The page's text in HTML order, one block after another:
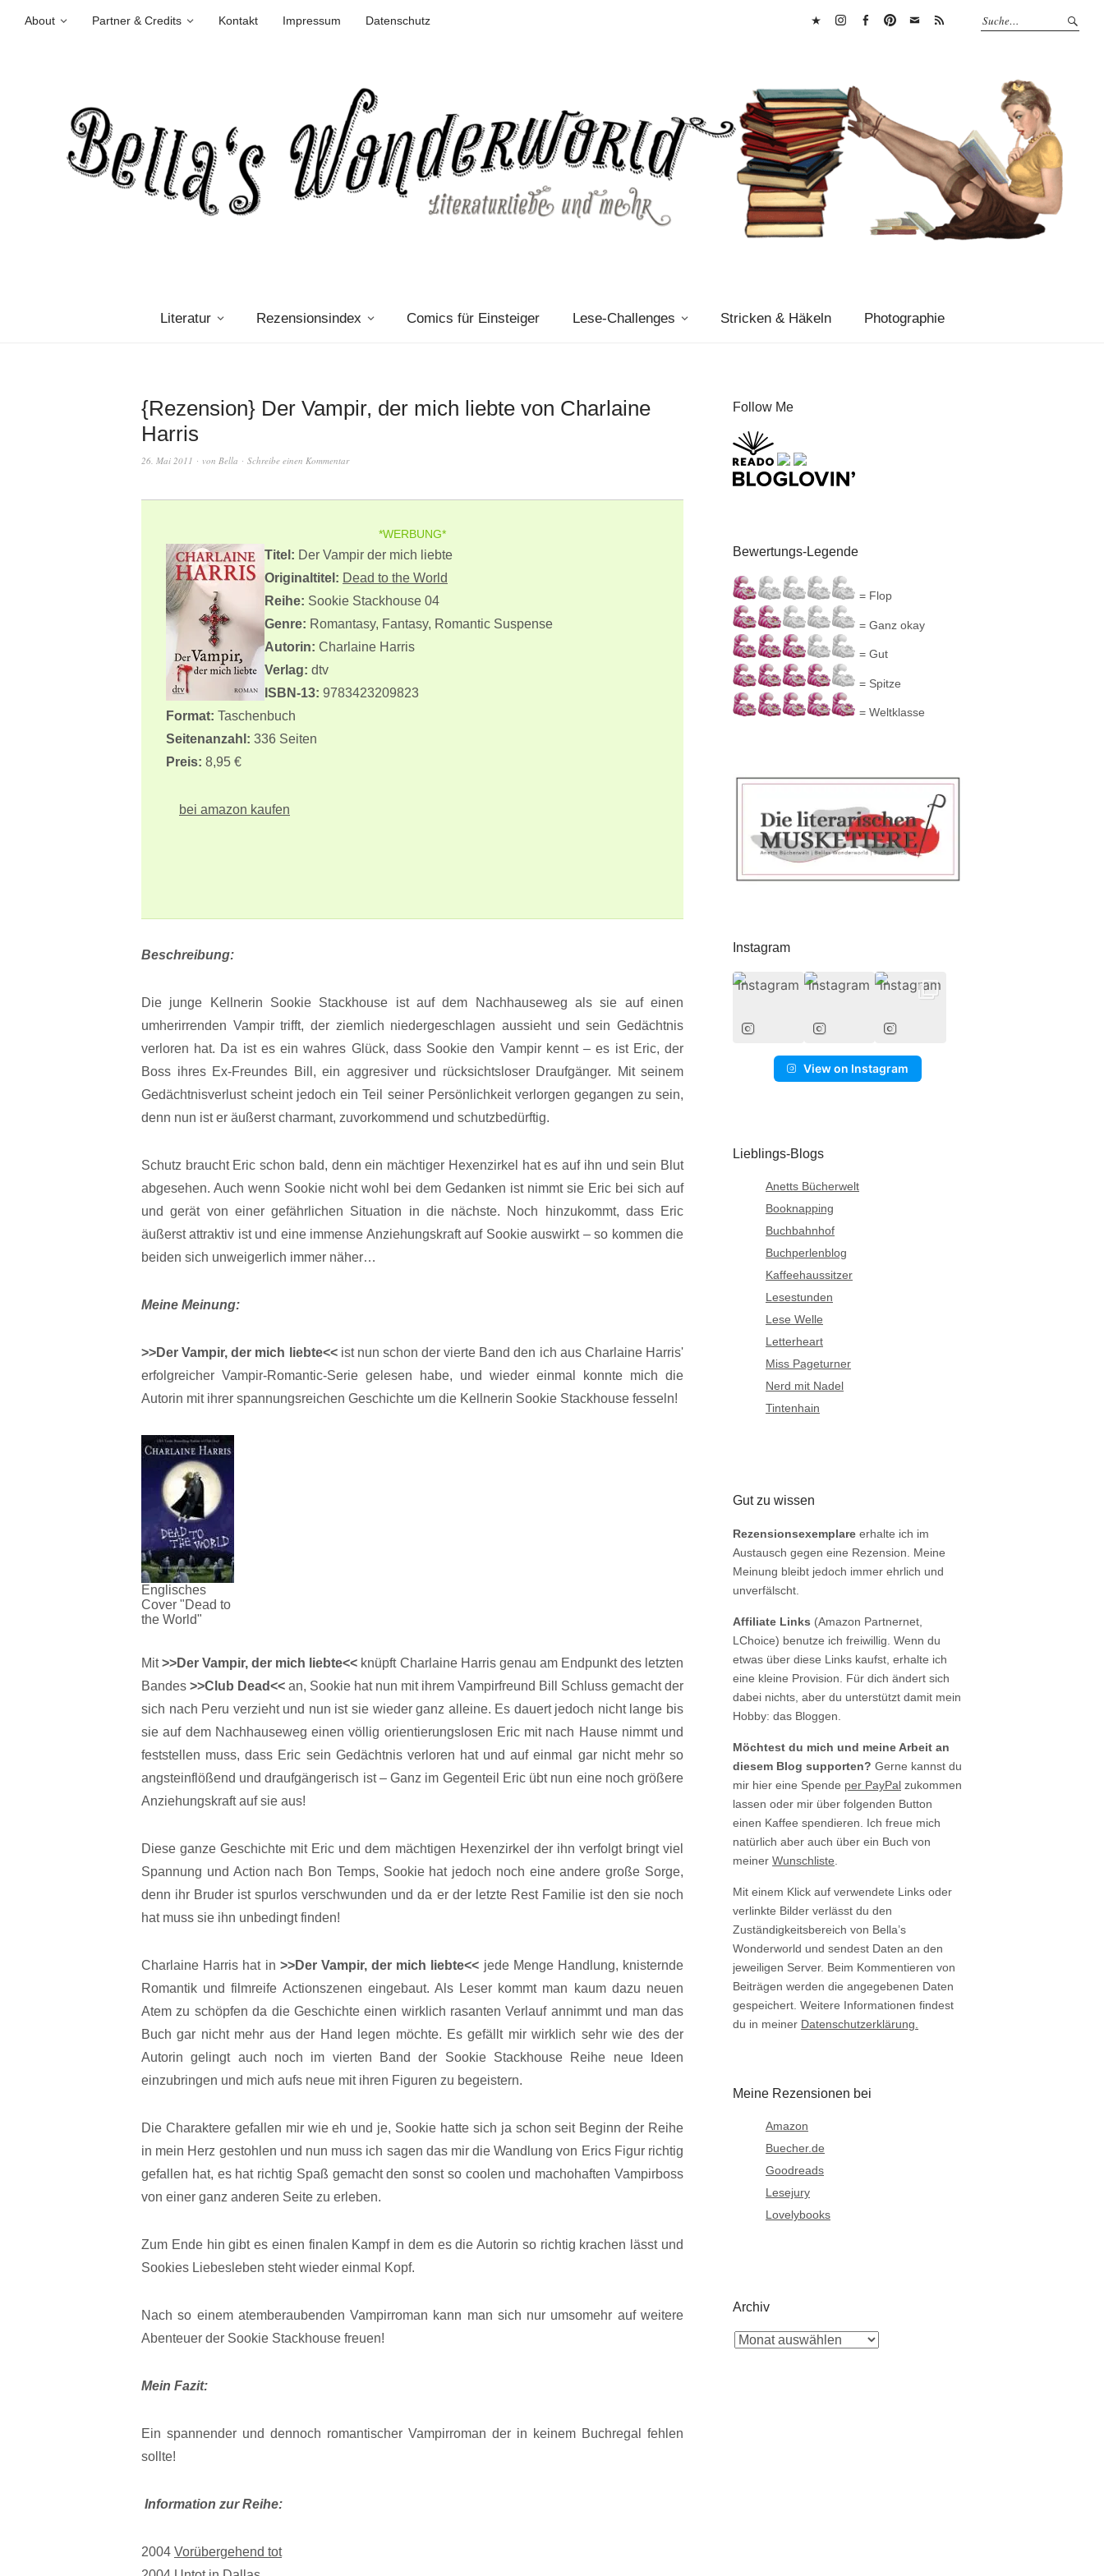
About Partner & Credits Kontakt Impressum
Datenschutz
Literatur Rezensionsindex Comics für Einsteiger Lese-Challenges Stricken & Häkeln Photographie
{Rezension} Der Vampir, der mich liebte von Charlaine
Harris
26. Mai 2011 von Bella Schreibe einen Kommentar
*WERBUNG*
Titel: Der Vampir der mich liebte
Originaltitel: Dead to the World
Reihe: Sookie Stackhouse 04
Genre: Romantasy, Fantasy, Romantic Suspense
Autorin: Charlaine Harris
Verlag: dtv
ISBN-13: 9783423209823
Format: Taschenbuch
Seitenanzahl: 336 Seiten
Preis: 8,95 €
bei amazon kaufen
Beschreibung:
Die junge Kellnerin Sookie Stackhouse ist auf dem Nachhauseweg als sie auf einen
umherirrenden Vampir trifft, der ziemlich niedergeschlagen aussieht und sein Gedächtnis
verloren hat. Da ist es ein wahres Glück, dass Sookie den Vampir kennt – es ist Eric, der
Boss ihres Ex-Freundes Bill, ein aggresiver und rücksichtsloser Draufgänger. Mit seinem
Gedächtnisverlust scheint jedoch ein Teil seiner Persönlichkeit verlorgen gegangen zu sein,
denn nun ist er äußerst charmant, zuvorkommend und schutzbedürftig.
Schutz braucht Eric schon bald, denn ein mächtiger Hexenzirkel hat es auf ihn und sein Blut
abgesehen. Auch wenn Sookie nicht wohl bei dem Gedanken ist nimmt sie Eric bei sich auf
und gerät von einer gefährlichen Situation in die nächste. Noch hinzukommt, dass Eric
äußerst attraktiv ist und eine immense Anziehungskraft auf Sookie auswirkt – so kommen die
beiden sich unweigerlich immer näher…
Meine Meinung:
>>Der Vampir, der mich liebte<<ist nun schon der vierte Band den ich aus Charlaine Harris'
erfolgreicher Vampir-Romantic-Serie gelesen habe, und wieder einmal konnte mich die
Autorin mit ihrer spannungsreichen Geschichte um die Kellnerin Sookie Stackhouse fesseln!
Englisches
Cover "Dead to
the World"
Mit>>Der Vampir, der mich liebte<< knüpft Charlaine Harris genau am Endpunkt des letzten
Bandes >>Club Dead<< an, Sookie hat nun mit ihrem Vampirfreund Bill Schluss gemacht der
sich nach Peru verzieht und nun ist sie wieder ganz alleine. Es dauert jedoch nicht lange bis
sie auf dem Nachhauseweg einen völlig orientierungslosen Eric mit nach Hause nimmt und
feststellen muss, dass Eric sein Gedächtnis verloren hat und auf einmal gar nicht mehr so
angsteinflößend und draufgängerisch ist – Ganz im Gegenteil Eric übt nun eine noch größere
Anziehungskraft auf sie aus!
Diese ganze Geschichte mit Eric und dem mächtigen Hexenzirkel der ihn verfolgt bringt viel
Spannung und Action nach Bon Temps, Sookie hat jedoch noch eine andere große Sorge,
denn ihr Bruder ist spurlos verschwunden und da er der letzte Rest Familie ist den sie noch
hat muss sie ihn unbedingt finden!
Charlaine Harris hat in >>Der Vampir, der mich liebte<< jede Menge Handlung, knisternde
Romantik und filmreife Actionszenen eingebaut. Als Leser kommt man kaum dazu neuen
Atem zu schöpfen da die Geschichte einen wirklich rasanten Verlauf annimmt und man das
Buch gar nicht mehr aus der Hand legen möchte. Es gefällt mir wirklich sehr wie des der
Autorin gelingt auch noch im vierten Band der Sookie Stackhouse Reihe neue Ideen
einzubringen und mich aufs neue mit ihren Figuren zu begeistern.
Die Charaktere gefallen mir wie eh und je, Sookie hatte sich ja schon seit Beginn der Reihe
in mein Herz gestohlen und nun muss ich sagen das mir die Wandlung von Erics Figur richtig
gefallen hat, es hat richtig Spaß gemacht den sonst so coolen und machohaften Vampirboss
von einer ganz anderen Seite zu erleben.
Zum Ende hin gibt es einen finalen Kampf in dem es die Autorin so richtig krachen lässt und
Sookies Liebesleben steht wieder einmal Kopf.
Nach so einem atemberaubenden Vampirroman kann man sich nur umsomehr auf weitere
Abenteuer der Sookie Stackhouse freuen!
Mein Fazit:
Ein spannender und dennoch romantischer Vampirroman der in keinem Buchregal fehlen
sollte!
Information zur Reihe:
2004 Vorübergehend tot
Follow Me
Bewertungs-Legende
= Flop
= Ganz okay
= Gut
= Spitze
= Weltklasse
Instagram
View on Instagram
Lieblings-Blogs
Anetts Bücherwelt
Booknapping
Buchbahnhof
Buchperlenblog
Kaffeehaussitzer
Lesestunden
Lese Welle
Letterheart
Miss Pageturner
Nerd mit Nadel
Tintenhain
Gut zu wissen
Rezensionsexemplare erhalte ich im
Austausch gegen eine Rezension. Meine
Meinung bleibt jedoch immer ehrlich und
unverfälscht.
Affiliate Links (Amazon Partnernet,
LChoice) benutze ich freiwillig. Wenn du
etwas über diese Links kaufst, erhalte ich
eine kleine Provision. Für dich ändert sich
dabei nichts, aber du unterstützt damit mein
Hobby: das Bloggen.
Möchtest du mich und meine Arbeit an
diesem Blog supporten? Gerne kannst du
mir hier eine Spende per PayPal zukommen
lassen oder mir über folgenden Button
einen Kaffee spendieren. Ich freue mich
natürlich aber auch über ein Buch von
meiner Wunschliste
Mit einem Klick auf verwendete Links oder
verlinkte Bilder verlässt du den
Zuständigkeitsbereich von Bella’s
Wonderworld und sendest Daten an den
jeweiligen Server. Beim Kommentieren von
Beiträgen werden die angegebenen Daten
gespeichert. Weitere Informationen findest
du in meiner Datenschutzerklärung.
Meine Rezensionen bei
Amazon
Buecher.de
Goodreads
Lesejury
Lovelybooks
Archiv